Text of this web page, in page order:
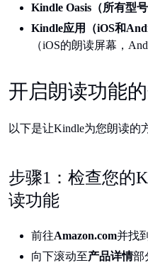
Kindle Oasis（所有型号
Kindle应用（iOS和
（iOS的朗读屏幕，
开启朗读功能
以下是让Kindle为您朗读的
步骤1：检查您的
读功能
前往Amazon.com并找
向下滚动至产品详情部